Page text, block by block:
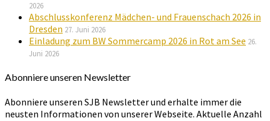
2026
Abschlusskonferenz Mädchen- und Frauenschach 2026 in
Dresden 27. Juni 2026
Einladung zum BW Sommercamp 2026 in Rot am See 26.
Juni 2026
Abonniere unseren Newsletter
Abonniere unseren SJB Newsletter und erhalte immer die
neusten Informationen von unserer Webseite. Aktuelle Anzahl